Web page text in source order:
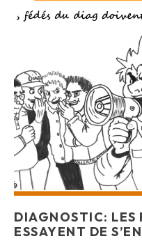
DIAGNOSTIC: LES
ESSAYENT DE